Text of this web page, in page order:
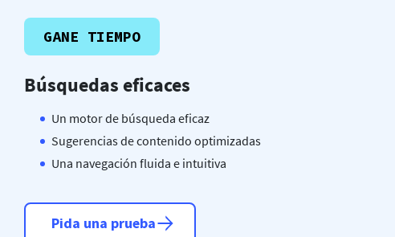
GANE TIEMPO
Búsquedas eficaces
Un motor de búsqueda eficaz
Sugerencias de contenido optimizadas
Una navegación fluida e intuitiva
Pida una prueba